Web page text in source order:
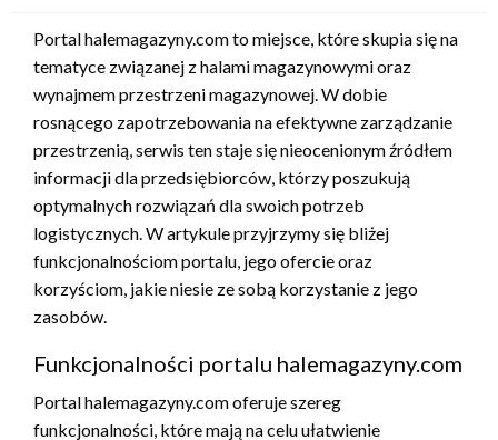
Portal halemagazyny.com to miejsce, które skupia się na
tematyce związanej z halami magazynowymi oraz
wynajmem przestrzeni magazynowej. W dobie
rosnącego zapotrzebowania na efektywne zarządzanie
przestrzenią, serwis ten staje się nieocenionym źródłem
informacji dla przedsiębiorców, którzy poszukują
optymalnych rozwiązań dla swoich potrzeb
logistycznych. W artykule przyjrzymy się bliżej
funkcjonalnościom portalu, jego ofercie oraz
korzyściom, jakie niesie ze sobą korzystanie z jego
zasobów.
Funkcjonalności portalu halemagazyny.com
Portal halemagazyny.com oferuje szereg
funkcjonalności, które mają na celu ułatwienie